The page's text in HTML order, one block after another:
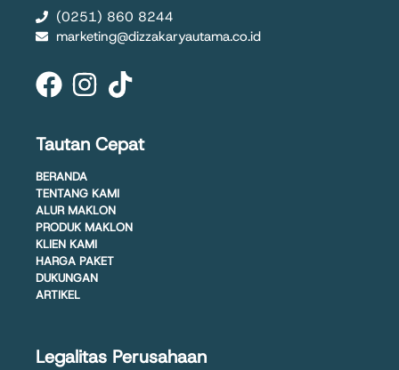
(0251) 860 8244
marketing@dizzakaryautama.co.id
Tautan Cepat
BERANDA
TENTANG KAMI
ALUR MAKLON
PRODUK MAKLON
KLIEN KAMI
HARGA PAKET
DUKUNGAN
ARTIKEL
Legalitas Perusahaan